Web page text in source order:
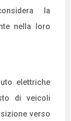
la
nella loro
elettriche
di veicoli
verso